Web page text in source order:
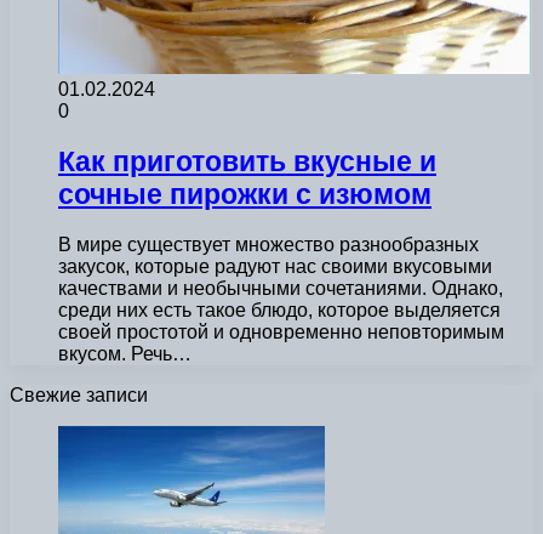
01.02.2024
0
Как приготовить вкусные и
сочные пирожки с изюмом
В мире существует множество разнообразных
закусок, которые радуют нас своими вкусовыми
качествами и необычными сочетаниями. Однако,
среди них есть такое блюдо, которое выделяется
своей простотой и одновременно неповторимым
вкусом. Речь…
Свежие записи